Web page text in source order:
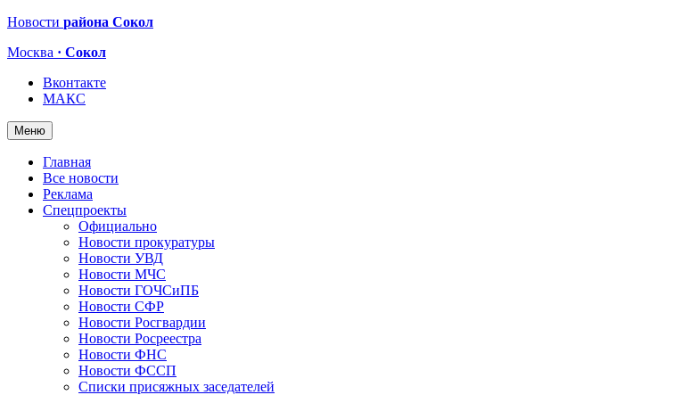
Новости района Сокол
Москва · Сокол
Вконтакте
МАКС
Меню
Главная
Все новости
Реклама
Спецпроекты
Официально
Новости прокуратуры
Новости УВД
Новости МЧС
Новости ГОЧСиПБ
Новости СФР
Новости Росгвардии
Новости Росреестра
Новости ФНС
Новости ФССП
Списки присяжных заседателей